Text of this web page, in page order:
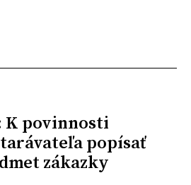
K povinnosti
popísať
zákazky